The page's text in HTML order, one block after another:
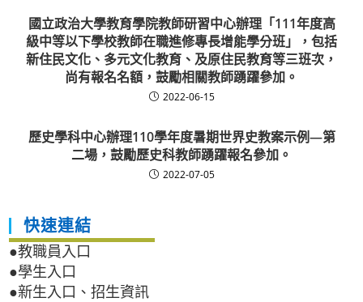
國立政治大學教育學院教師研習中心辦理「111年度高
級中等以下學校教師在職進修專長增能學分班」，包括
新住民文化、多元文化教育、及原住民教育等三班次，
尚有報名名額，鼓勵相關教師踴躍參加。
2022-06-15
歷史學科中心辦理110學年度暑期世界史教案示例—第
二場，鼓勵歷史科教師踴躍報名參加。
2022-07-05
快速連結
●教職員入口
●學生入口
●新生入口、招生資訊